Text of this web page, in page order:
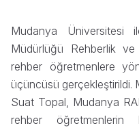
Mudanya Üniversitesi
Müdürlüğü Rehberlik
rehber öğretmenlere
üçüncüsü gerçekleştirildi.
Suat Topal, Mudanya
rehber öğretmenlerin